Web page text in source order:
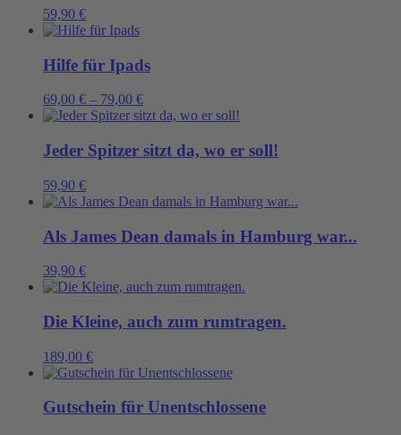
59,90 €
Hilfe für Ipads
69,00 € – 79,00 €
Jeder Spitzer sitzt da, wo er soll!
59,90 €
Als James Dean damals in Hamburg war...
39,90 €
Die Kleine, auch zum rumtragen.
189,00 €
Gutschein für Unentschlossene